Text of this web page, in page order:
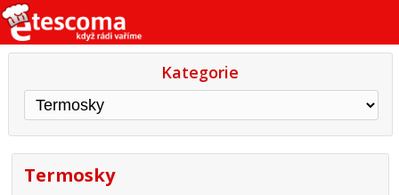
Kategorie
Termosky